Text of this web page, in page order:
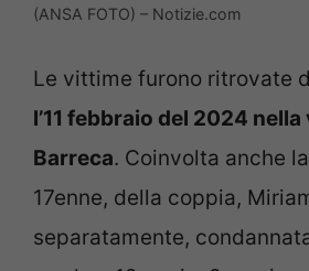
(ANSA FOTO) – Notizie.com
Le vittime furono ritrovate
l’11 febbraio del 2024
Barreca. Coinvolta anche
17enne, della coppia,
separatamente,